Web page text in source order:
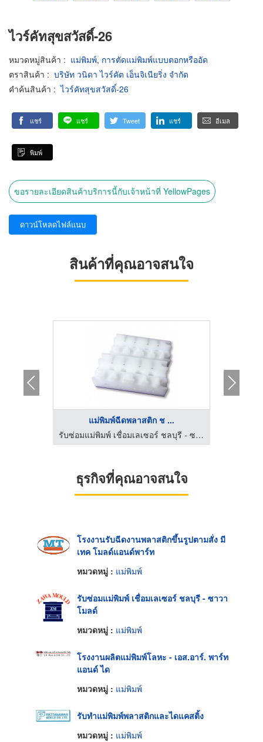
ไวร์คัทสุขสวัสดิ์-26
หมวดหมู่สินค้า : แม่พิมพ์, การตัดแม่พิมพ์แบบตอกหรืออัด
ตราสินค้า : บริษัท วนิดา ไวร์คัต เอ็นจิเนียริ่ง จำกัด
คำค้นสินค้า :ไวร์คัทสุขสวัสดิ์-26
แชร์ แชร์ Tweet แชร์ อีเมล
พิมพ์
ขอรายละเอียดสินค้าบริการนี้กับเจ้าหน้าที่ YellowPages
ดาวน์โหลดไฟล์แนบ
สินค้าที่คุณอาจสนใจ
แม่พิมพ์ฉีดพลาสติก ช ...
รับซ่อมแม่พิมพ์ เชื่อมเลเซอร์ ชลบุรี - ซาวา โมลด์
ธุรกิจที่คุณอาจสนใจ
โรงงานรับฉีดงานพลาสติกขึ้นรูปตามสั่ง มี
เทค โมลด์แอนด์พาร์ท
หมวดหมู่ : แม่พิมพ์
รับซ่อมแม่พิมพ์ เชื่อมเลเซอร์ ชลบุรี - ซาวา
โมลด์
หมวดหมู่ : แม่พิมพ์
โรงงานผลิตแม่พิมพ์โลหะ - เอส.อาร์. พาร์ท
แอนด์ ได
หมวดหมู่ : แม่พิมพ์
รับทำแม่พิมพ์พลาสติกและไดแคสติ้ง
หมวดหมู่ : แม่พิมพ์